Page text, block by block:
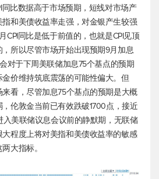
同比数据高于市场预期，短线对市场产
和美债收益率走强，对金银产生较强
CPI同比是低于前值的，也就是CPI见顶
所以尽管市场开始出现预期9月加息
对于下周美联储加息75个基点的预期
价维持筑底震荡的可能性偏大。但
看，尽管加息75个基点的预期是大概
伦敦金当前已有效跌破1700点，接近
入美联储议息会议前的静默期，无联储
程度上将对美指和美债收益率的敏感
大指标。